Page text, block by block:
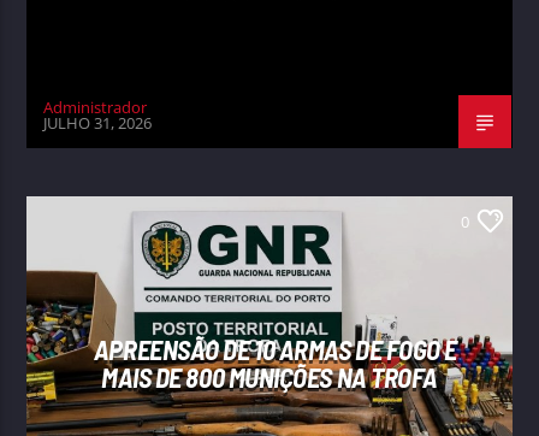
Administrador
JULHO 31, 2026
0
APREENSÃO DE 10 ARMAS DE FOGO E
MAIS DE 800 MUNIÇÕES NA TROFA